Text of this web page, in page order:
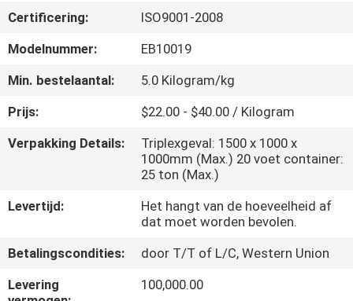
CONTACTEER
ONS
VERZOEK
EEN
CITAAT
Certificering:
ISO9001-2008
Modelnummer:
EB10019
Min. bestelaantal:
5.0 Kilogram/kg
Prijs:
$22.00 - $40.00 / Kilogram
Verpakking Details:
Triplexgeval: 1500 x 1000 x
1000mm (Max.) 20 voet container:
25 ton (Max.)
Levertijd:
Het hangt van de hoeveelheid af
dat moet worden bevolen.
Betalingscondities:
door T/T of L/C, Western Union
Levering
100,000.00